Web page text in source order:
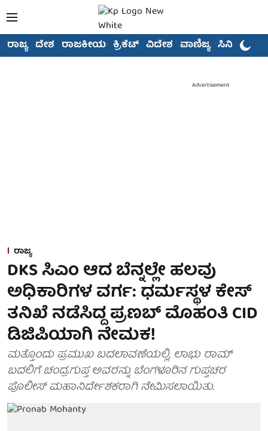
ರಾಜ್ಯ ದೇಶ ರಾಜಕೀಯ ಕ್ರಿಕೆಟ್ ವಿದೇಶ ವಾಣಿಜ್ಯ ಸಿನಿಮಾ
Advertisement
ರಾಜ್ಯ
DKS ಸಿಎಂ ಆದ ಬೆನ್ನಲ್ಲೇ ಹಲವು
ಅಧಿಕಾರಿಗಳ ವರ್ಗ: ಧರ್ಮಸ್ಥಳ ಕೇಸ್
ತನಿಖೆ ನಡೆಸಿದ್ದ ಪ್ರಣಬ್ ಮೊಹಂತಿ CID
ಡಿಜಿಪಿಯಾಗಿ ನೇಮಕ!
ಮತ್ತೊಂದು ಪ್ರಮುಖ ಬದಲಾವಣೆಯಲ್ಲಿ, ಲಾಭು ರಾಮ್
ಬದಲಿಗೆ ಚಂದ್ರಗುಪ್ತ ಅವರನ್ನು ಬೆಂಗಳೂರಿನ ಗುಪ್ತಚರ
ಪೊಲೀಸ್ ಮಹಾನಿರ್ದೇಶಕರಾಗಿ ನೇಮಿಸಲಾಯಿತು.